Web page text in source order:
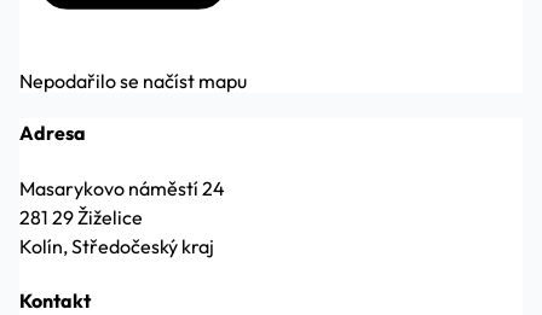
Nepodařilo se načíst mapu
Adresa
Masarykovo náměstí 24
281 29 Žiželice
Kolín, Středočeský kraj
Kontakt